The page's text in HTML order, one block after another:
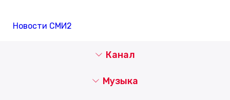
Новости СМИ2
Канал
Музыка